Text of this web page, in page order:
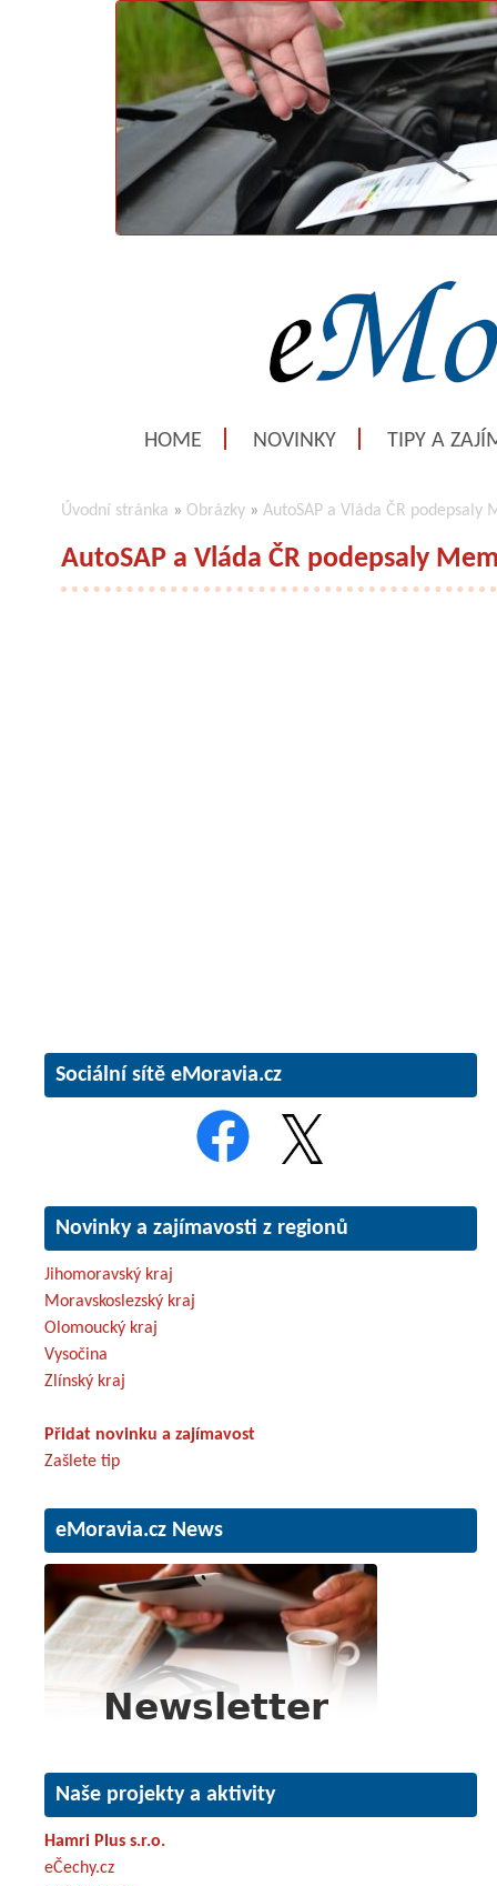
HOME NOVINKY TIPY A
Úvodní stránka » Obrázky » AutoSAP a Vláda ČR podepsaly
AutoSAP a Vláda ČR podepsaly
Sociální sítě eMoravia.cz
Novinky a zajímavosti z regionů
Jihomoravský kraj
Moravskoslezský kraj
Olomoucký kraj
Vysočina
Zlínský kraj
Přidat novinku a zajímavost
Zašlete tip
eMoravia.cz News
Naše projekty a aktivity
Hamri Plus s.r.o.
eČechy.cz